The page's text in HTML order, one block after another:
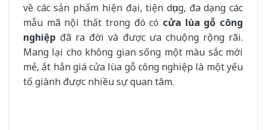
về các sản phẩm hiện đại, tiện dụng, đa dạng các
mẫu mã nội thất trong đó có cửa lùa gỗ công
nghiệp đã ra đời và được ưa chuộng rộng rãi.
Mang lại cho không gian sống một màu sắc mới
mẻ, ắt hẳn giá cửa lùa gỗ công nghiệp là một yếu
tố giành được nhiều sự quan tâm.